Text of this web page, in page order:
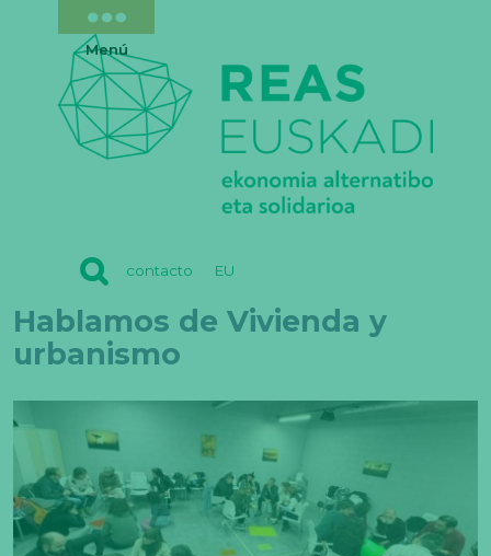
contacto EU
Menú
Hablamos de Vivienda y
urbanismo